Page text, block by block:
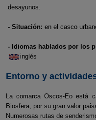
desayunos.
- Situación: en el casco
- Idiomas hablados por los
inglés
Entorno y
La comarca Oscos-Eo está
Biosfera, por su gran valor
Numerosas rutas de